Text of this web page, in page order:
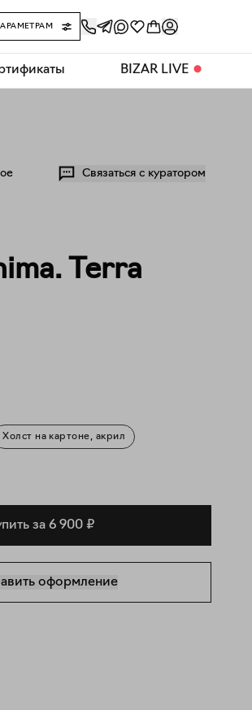
BIZAR LIVE ⬤
Связаться с куратором
Terra
Холст на картоне, акрил
за 6 900 ₽
оформление